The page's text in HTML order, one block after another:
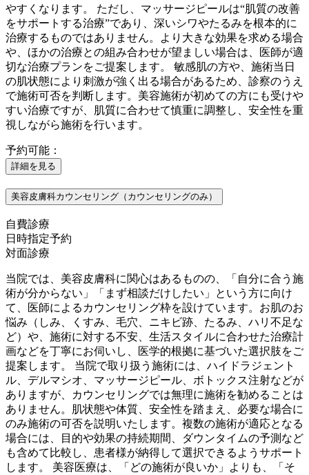
やすくなります。 ただし、マッサージピールは“肌質の改善
をサポートする治療”であり、深いシワやたるみを根本的に
治療するものではありません。より大きな効果を求める場合
や、ほかの治療との組み合わせが望ましい場合は、医師が適
切な治療プランをご提案します。 敏感肌の方や、施術当日
の肌状態により刺激が強く出る場合があるため、診察のうえ
で施術可否を判断します。美容施術が初めての方にも受けや
すい治療ですが、肌質に合わせて慎重に調整し、安全性を重
視しながら施術を行います。
予約可能：
詳細を見る
美容皮膚科カウンセリング（カウンセリングのみ）
自費診療
日時指定予約
対面診療
当院では、美容皮膚科に関心はあるものの、「自分に合う施
術が分からない」「まず相談だけしたい」という方に向け
て、医師によるカウンセリング枠を設けています。お肌のお
悩み（しみ、くすみ、毛穴、ニキビ跡、たるみ、ハリ不足な
ど）や、施術に対する不安、生活スタイルに合わせた治療計
画などを丁寧にお伺いし、医学的根拠に基づいた選択肢をご
提案します。 当院で取り扱う施術には、ハイドラジェント
ル、デルマシオ、マッサージピール、ボトックス注射などが
ありますが、カウンセリングでは無理に施術を勧めることは
ありません。肌状態や体質、安全性を踏まえ、必要な場合に
のみ施術の可否を説明いたします。複数の施術が適応となる
場合には、目的や効果の持続期間、ダウンタイムの予測など
も含めて比較し、患者様が納得して選択できるようサポート
します。 美容医療は、「どの施術が良いか」よりも、「そ